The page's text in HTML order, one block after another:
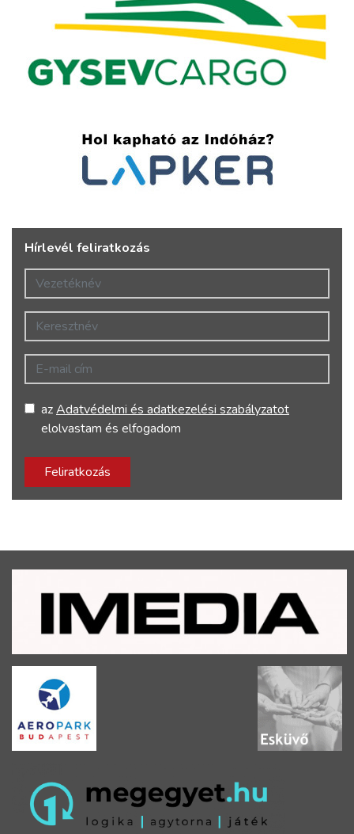
Hírlevél feliratkozás
Vezetéknév
Keresztnév
E-mail cím
azAdatvédelmi és adatkezelési szabályzatot
elolvastam és elfogadom
Feliratkozás